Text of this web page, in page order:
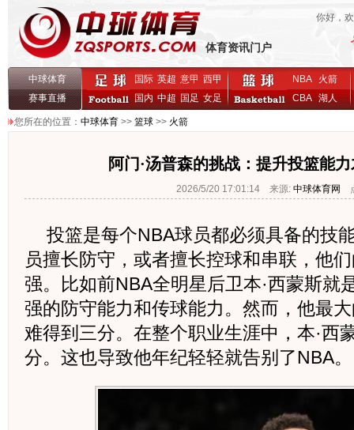
体育资讯门户
你好，
中球体育
赛事直播
国际 英超 意甲 西甲
国内 中超 国足 女足
NBA
火箭
CBA湖人
您所在的位置： 中球体育 >> 篮球 >> 火箭
阿门·汤普森的挑战：提升投篮能
2026/5/20 17:01:14 来源: 中球体育网
投篮是每个NBA球员都必须具备的技
员擅长防守，或者擅长控球和串联，他
强。比如前NBA全明星后卫本·西蒙斯就
强的防守能力和传球能力。然而，他最
难得到三分。在整个职业生涯中，本·西
分。这也导致他年纪轻轻就告别了NBA。